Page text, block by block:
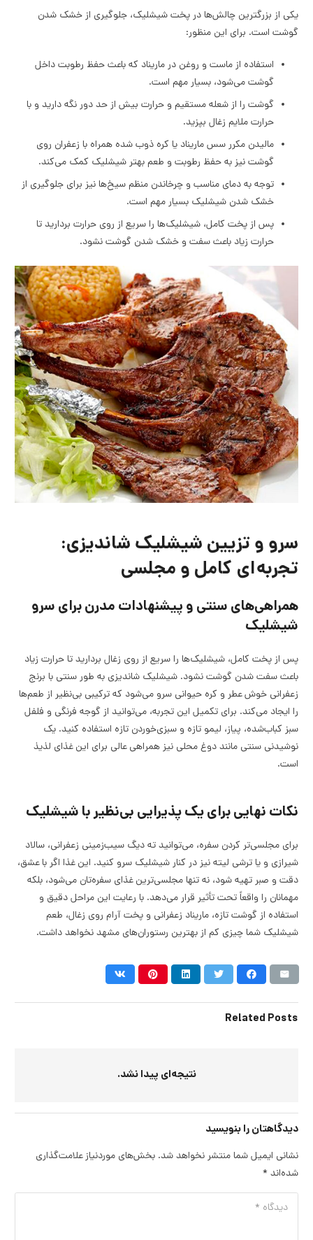
یکی از بزرگترین چالش‌ها در پخت شیشلیک، جلوگیری از خشک شدن
گوشت است. برای این منظور:
استفاده از ماست و روغن در ماریناد که باعث حفظ رطوبت داخل
گوشت می‌شود، بسیار مهم است.
گوشت را از شعله مستقیم و حرارت بیش از حد دور نگه دارید و با
حرارت ملایم زغال بپزید.
مالیدن مکرر سس ماریناد یا کره ذوب شده همراه با زعفران روی
گوشت نیز به حفظ رطوبت و طعم بهتر شیشلیک کمک می‌کند.
توجه به دمای مناسب و چرخاندن منظم سیخ‌ها نیز برای جلوگیری از
خشک شدن شیشلیک بسیار مهم است.
پس از پخت کامل، شیشلیک‌ها را سریع از روی حرارت بردارید تا
حرارت زیاد باعث سفت و خشک شدن گوشت نشود.
سرو و تزیین شیشلیک شاندیزی:
تجربه‌ای کامل و مجلسی
همراهی‌های سنتی و پیشنهادات مدرن برای سرو
شیشلیک
پس از پخت کامل، شیشلیک‌ها را سریع از روی زغال بردارید تا حرارت زیاد
باعث سفت شدن گوشت نشود. شیشلیک شاندیزی به طور سنتی با برنج
زعفرانی خوش عطر و کره حیوانی سرو می‌شود که ترکیبی بی‌نظیر از طعم‌ها
را ایجاد می‌کند. برای تکمیل این تجربه، می‌توانید از گوجه فرنگی و فلفل
سبز کباب‌شده، پیاز، لیمو تازه و سبزی‌خوردن تازه استفاده کنید. یک
نوشیدنی سنتی مانند دوغ محلی نیز همراهی عالی برای این غذای لذیذ
است.
نکات نهایی برای یک پذیرایی بی‌نظیر با شیشلیک
برای مجلسی‌تر کردن سفره، می‌توانید ته دیگ سیب‌زمینی زعفرانی، سالاد
شیرازی و یا ترشی لیته نیز در کنار شیشلیک سرو کنید. این غذا اگر با عشق،
دقت و صبر تهیه شود، نه تنها مجلسی‌ترین غذای سفره‌تان می‌شود، بلکه
مهمانان را واقعاً تحت تأثیر قرار می‌دهد. با رعایت این مراحل دقیق و
استفاده از گوشت تازه، ماریناد زعفرانی و پخت آرام روی زغال، طعم
شیشلیک شما چیزی کم از بهترین رستوران‌های مشهد نخواهد داشت.
Related Posts
نتیجه‌ای پیدا نشد.
دیدگاهتان را بنویسید
نشانی ایمیل شما منتشر نخواهد شد. بخش‌های موردنیاز علامت‌گذاری
شده‌اند *